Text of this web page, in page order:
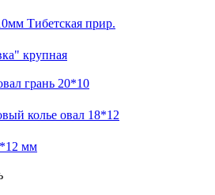
Тибетская прир.
крупная
грань 20*10
колье овал 18*12
*12 мм